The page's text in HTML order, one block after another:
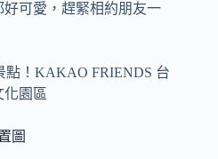
可愛，趕緊相約朋友一
圖